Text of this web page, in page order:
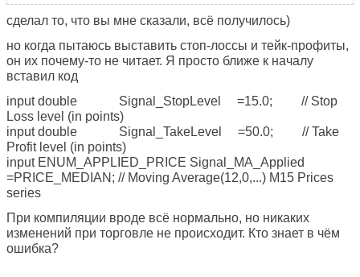
сделал то, что вы мне сказали, всё получилось)
но когда пытаюсь выставить стоп-лоссы и тейк-профиты,
он их почему-то не читает. Я просто ближе к началу
вставил код
input double Signal_StopLevel =15.0; // Stop
Loss level (in points)
input double Signal_TakeLevel =50.0; // Take
Profit level (in points)
input ENUM_APPLIED_PRICE Signal_MA_Applied
=PRICE_MEDIAN; // Moving Average(12,0,...) M15 Prices
series
При компиляции вроде всё нормально, но никаких
изменений при торговле не происходит. Кто знает в чём
ошибка?